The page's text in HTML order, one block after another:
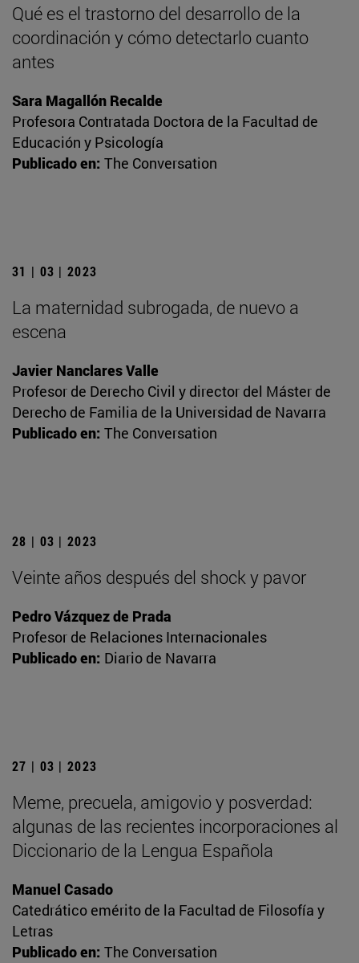
Qué es el trastorno del desarrollo de la
coordinación y cómo detectarlo cuanto
antes
Sara Magallón Recalde
Profesora Contratada Doctora de la Facultad de
Educación y Psicología
Publicado en: The Conversation
31 | 03 | 2023
La maternidad subrogada, de nuevo a
escena
Javier Nanclares Valle
Profesor de Derecho Civil y director del Máster de
Derecho de Familia de la Universidad de Navarra
Publicado en: The Conversation
28 | 03 | 2023
Veinte años después del shock y pavor
Pedro Vázquez de Prada
Profesor de Relaciones Internacionales
Publicado en: Diario de Navarra
27 | 03 | 2023
Meme, precuela, amigovio y posverdad:
algunas de las recientes incorporaciones al
Diccionario de la Lengua Española
Manuel Casado
Catedrático emérito de la Facultad de Filosofía y
Letras
Publicado en: The Conversation